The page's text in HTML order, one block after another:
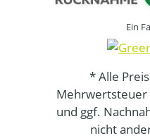
Ein
* Alle
Mehrwertsteuer
und ggf.
nicht